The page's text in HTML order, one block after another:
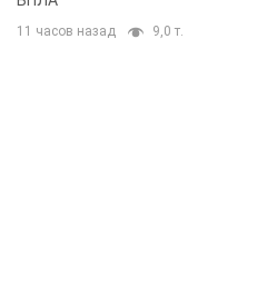
11 часов назад 9,0 т.